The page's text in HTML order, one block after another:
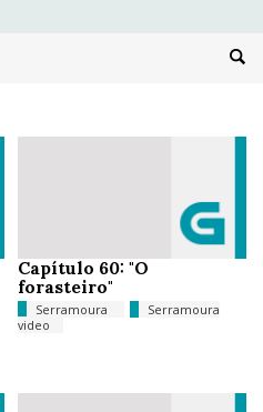
Capítulo 60: "O
forasteiro"
Serramoura
Serramoura
video